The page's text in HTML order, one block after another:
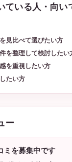
ている人・向い
見比べて選びたい方
を整理して検討したい
を重視したい方
たい方
ー
ミを募集中です